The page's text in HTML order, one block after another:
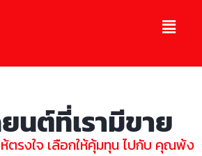
นต์ที่เรามีขาย
ตรงใจ เลือกให้คุ้มทุน ไปกับ คุณพ้ง